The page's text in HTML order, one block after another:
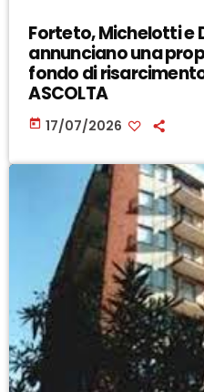
Forteto, Michelotti e
annunciano una
fondo di
ASCOLTA
today 17/07/2026